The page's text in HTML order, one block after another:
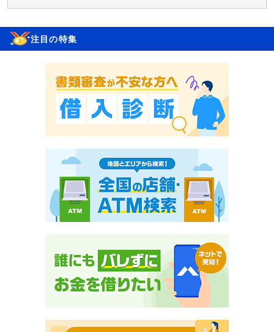
注目の特集